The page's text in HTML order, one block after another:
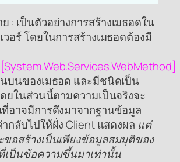
: เป็นตัวอย่างการสร้างเมธอดใน
วอร์ โดยในการสร้างเมธอดต้องมี
[System.Web.Services.WebMethod]
บนของเมธอด และมีชนิดเป็น
ยในส่วนนี้ตามความเป็นจริงจะ
อาจมีการดึงมาจากฐานข้อมูล
กลับไปให้ฝั่ง Client แสดงผล แต่
ขอสร้างเป็นเพียงข้อมูลสมมุติของ
เป็นข้อความขึ้นมาเท่านั้น